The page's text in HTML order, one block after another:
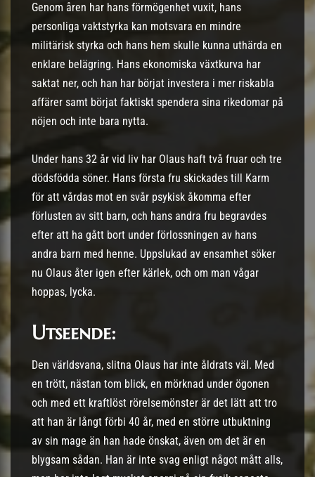
Genom åren har hans förmögenhet vuxit, hans
personliga vaktstyrka kan motsvara en mindre
militärisk styrka och hans hem skulle kunna uthärda en
enklare belägring. Hans ekonomiska växtkurva har
saktat ner, och han har börjat investera i mer riskabla
affärer samt börjat faktiskt spendera sina rikedomar på
nöjen och inte bara nytta.
Under hans 32 år vid liv har Olaus haft två fruar och tre
dödsfödda söner. Hans första fru skickades till Karm
för att vårdas mot en svår psykisk åkomma efter
förlusten av sitt barn, och hans andra fru begravdes
efter att ha gått bort under förlossningen av hans
andra barn med henne. Uppslukad av ensamhet söker
nu Olaus åter igen efter kärlek, och om man vågar
hoppas, lycka.
Utseende:
Den världsvana, slitna Olaus har inte åldrats väl. Med
en trött, nästan tom blick, en mörknad under ögonen
och med ett kraftlöst rörelsemönster är det lätt att tro
att han är långt förbi 40 år, med en större utbuktning
av sin mage än han hade önskat, även om det är en
blygsam sådan. Han är inte svag enligt något mått alls,